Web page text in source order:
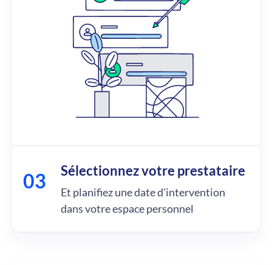
Sélectionnez votre prestataire
Et planifiez une date d'intervention
dans votre espace personnel